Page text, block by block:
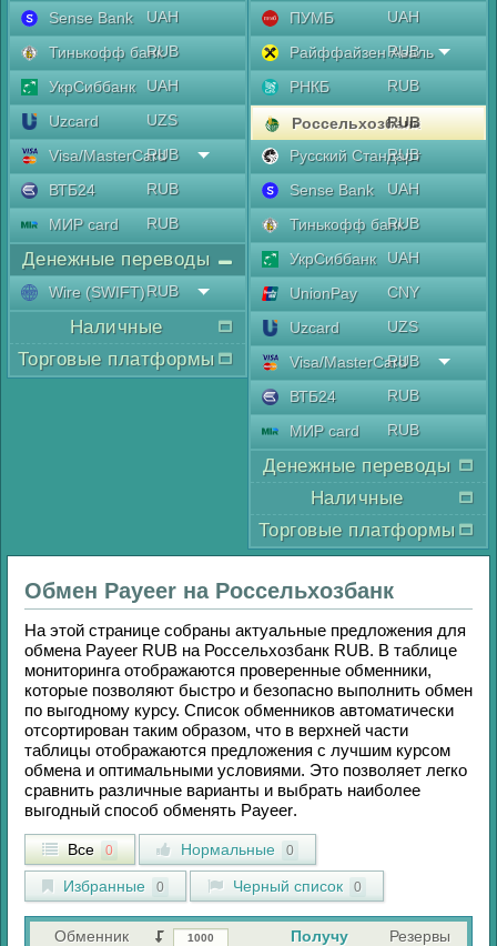
Sense Bank
UAH
Тинькофф банкRUB
УкрСиббанк
UAH
Uzcard
UZS
Visa/MasterCard
RUB
ВТБ24
RUB
МИР card
RUB
Денежные переводы
Wire (SWIFT)RUB
Наличные
Торговые платформы
ПУМБ
UAH
Райффайзен Аваль
RUB
РНКБ
RUB
Россельхозбанк
RUB
Русский Стандарт
RUB
Sense Bank
UAH
Тинькофф банкRUB
УкрСиббанк
UAH
UnionPay
CNY
Uzcard
UZS
Visa/MasterCard
RUB
ВТБ24
RUB
МИР card
RUB
Денежные переводы
Наличные
Торговые платформы
Обмен Payeer на Россельхозбанк
На этой странице собраны актуальные предложения для
обмена Payeer RUB на Россельхозбанк RUB. В таблице
мониторинга отображаются проверенные обменники,
которые позволяют быстро и безопасно выполнить обмен
по выгодному курсу. Список обменников автоматически
отсортирован таким образом, что в верхней части
таблицы отображаются предложения с лучшим курсом
обмена и оптимальными условиями. Это позволяет легко
сравнить различные варианты и выбрать наиболее
выгодный способ обменять Payeer.
Все 0 Нормальные 0
Избранные 0 Черный список 0
Обменник Получу
Резервы